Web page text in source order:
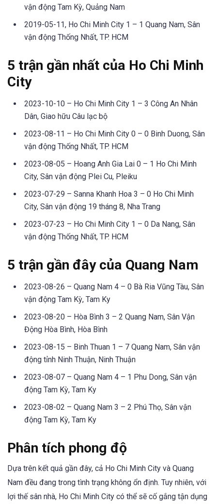
vận động Tam Kỳ, Quảng Nam
2019-05-11, Ho Chi Minh City 1 – 1 Quang Nam, Sân
vận động Thống Nhất, TP. HCM
5 trận gần nhất của Ho Chi Minh
City
2023-10-10 – Ho Chi Minh City 1 – 3 Công An Nhân
Dân, Giao hữu Câu lạc bộ
2023-08-11 – Ho Chi Minh City 0 – 0 Binh Duong, Sân
vận động Thống Nhất, TP. HCM
2023-08-05 – Hoang Anh Gia Lai 0 – 1 Ho Chi Minh
City, Sân vận động Plei Cu, Pleiku
2023-07-29 – Sanna Khanh Hoa 3 – 0 Ho Chi Minh
City, Sân vận động 19 tháng 8, Nha Trang
2023-07-23 – Ho Chi Minh City 1 – 0 Da Nang, Sân
vận động Thống Nhất, TP. HCM
5 trận gần đây của Quang Nam
2023-08-26 – Quang Nam 4 – 0 Bà Ria Vũng Tàu, Sân
vận động Tam Kỳ, Tam Ky
2023-08-20 – Hòa Bình 3 – 2 Quang Nam, Sân Vận
Động Hòa Bình, Hòa Bình
2023-08-15 – Binh Thuan 1 – 7 Quang Nam, Sân vận
động tỉnh Ninh Thuận, Ninh Thuận
2023-08-07 – Quang Nam 4 – 1 Phu Dong, Sân vận
động Tam Kỳ, Tam Ky
2023-08-02 – Quang Nam 3 – 2 Phú Thọ, Sân vận
động Tam Kỳ, Tam Ky
Phân tích phong độ
Dựa trên kết quả gần đây, cả Ho Chi Minh City và Quang
Nam đều đang trong tình trạng không ổn định. Tuy nhiên, với
lợi thế sân nhà, Ho Chi Minh City có thể sẽ cố gắng tận dụng